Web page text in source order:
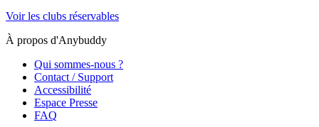
Voir les clubs réservables
À propos d'Anybuddy
Qui sommes-nous ?
Contact / Support
Accessibilité
Espace Presse
FAQ